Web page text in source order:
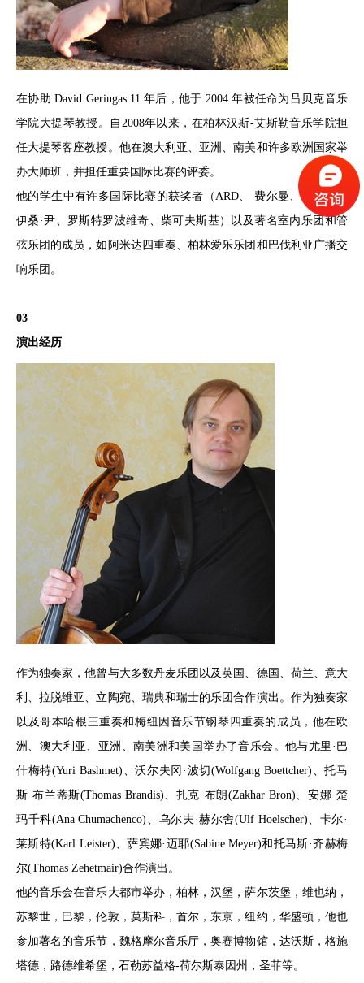
在协助 David Geringas 11 年后，他于 2004 年被任命为吕贝克音乐
学院大提琴教授。自2008年以来，在柏林汉斯-艾斯勒音乐学院担
任大提琴客座教授。他在澳大利亚、亚洲、南美和许多欧洲国家举
办大师班，并担任重要国际比赛的评委。
他的学生中有许多国际比赛的获奖者（ARD、 费尔曼、日内瓦、
伊桑·尹、罗斯特罗波维奇、柴可夫斯基）以及著名室内乐团和管
弦乐团的成员，如阿米达四重奏、柏林爱乐乐团和巴伐利亚广播交
响乐团。
03
演出经历
作为独奏家，他曾与大多数丹麦乐团以及英国、德国、荷兰、意大
利、拉脱维亚、立陶宛、瑞典和瑞士的乐团合作演出。作为独奏家
以及哥本哈根三重奏和梅纽因音乐节钢琴四重奏的成员，他在欧
洲、澳大利亚、亚洲、南美洲和美国举办了音乐会。他与尤里·巴
什梅特(Yuri Bashmet)、沃尔夫冈·波切(Wolfgang Boettcher)、托马
斯·布兰蒂斯(Thomas Brandis)、扎克·布朗(Zakhar Bron)、安娜·楚
玛千科(Ana Chumachenco)、乌尔夫·赫尔舍(Ulf Hoelscher)、卡尔·
莱斯特(Karl Leister)、萨宾娜·迈耶(Sabine Meyer)和托马斯·齐赫梅
尔(Thomas Zehetmair)合作演出。
他的音乐会在音乐大都市举办，柏林，汉堡，萨尔茨堡，维也纳，
苏黎世，巴黎，伦敦，莫斯科，首尔，东京，纽约，华盛顿，他也
参加著名的音乐节，魏格摩尔音乐厅，奥赛博物馆，达沃斯，格施
塔德，路德维希堡，石勒苏益格-荷尔斯泰因州，圣菲等。